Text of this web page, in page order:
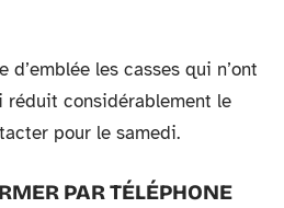
les casses qui n’ont
réduit considérablement le
pour le samedi.
PAR TÉLÉPHONE